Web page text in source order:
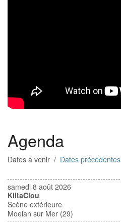
Agenda
Dates à venir / Dates précédentes
samedi 8 août 2026
KiltaClou
Scène extérieure
Moelan sur Mer (29)